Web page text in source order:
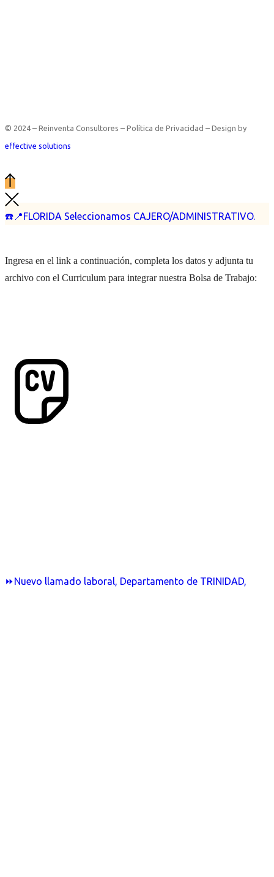
☎️📍FLORIDA Seleccionamos CAJERO/ADMINISTRATIVO.
⏩Nuevo llamado laboral, Departamento de TRINIDAD,
© 2024 – Reinventa Consultores – Política de Privacidad – Design by
effective solutions
Ingresa en el link a continuación, completa los datos y adjunta tu
archivo con el Curriculum para integrar nuestra Bolsa de Trabajo: